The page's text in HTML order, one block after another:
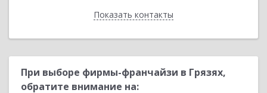
Показать контакты
Назад
При выборе фирмы-франчайзи в Грязях,
обратите внимание на: